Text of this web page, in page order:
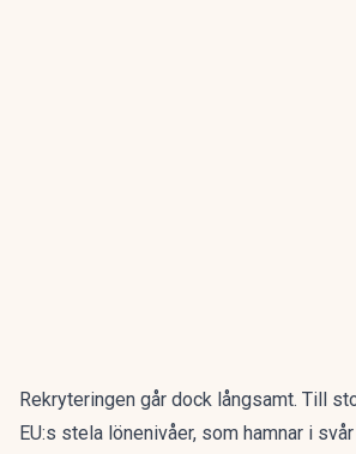
Rekryteringen går dock långsamt. Till
EU:s stela lönenivåer, som hamnar i